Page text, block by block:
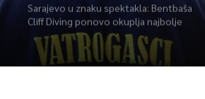
Sarajevo u znaku spektakla: Bentbaša
Cliff Diving ponovo okuplja najbolje
skakače i vrhunsku zabavu